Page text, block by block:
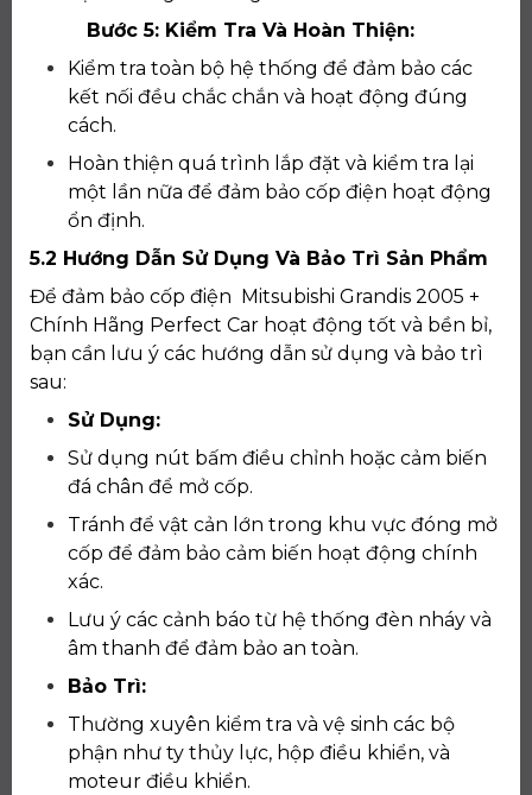
Bước 5: Kiểm Tra Và Hoàn Thiện:
Kiểm tra toàn bộ hệ thống để đảm bảo các
kết nối đều chắc chắn và hoạt động đúng
cách.
Hoàn thiện quá trình lắp đặt và kiểm tra lại
một lần nữa để đảm bảo cốp điện hoạt động
ổn định.
5.2 Hướng Dẫn Sử Dụng Và Bảo Trì Sản Phẩm
Để đảm bảo cốp điện Mitsubishi Grandis 2005 +
Chính Hãng Perfect Car hoạt động tốt và bền bỉ,
bạn cần lưu ý các hướng dẫn sử dụng và bảo trì
sau:
Sử Dụng:
Sử dụng nút bấm điều chỉnh hoặc cảm biến
đá chân để mở cốp.
Tránh để vật cản lớn trong khu vực đóng mở
cốp để đảm bảo cảm biến hoạt động chính
xác.
Lưu ý các cảnh báo từ hệ thống đèn nháy và
âm thanh để đảm bảo an toàn.
Bảo Trì:
Thường xuyên kiểm tra và vệ sinh các bộ
phận như ty thủy lực, hộp điều khiển, và
moteur điều khiển.